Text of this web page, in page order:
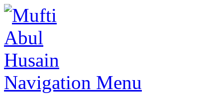
Navigation Menu